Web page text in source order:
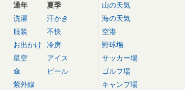
通年
洗濯
服装
お出かけ
星空
傘
紫外線
夏季
汗かき
不快
冷房
アイス
ビール
山の天気
海の天気
空港
野球場
サッカー場
ゴルフ場
キャンプ場